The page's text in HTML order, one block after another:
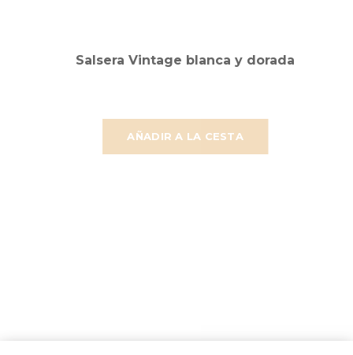
AÑADIR A LA CESTA
Salsera Vintage blanca y dorada